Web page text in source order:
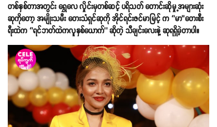
တစ်နှစ်တာအတွင်း ရွှေလေ လှိုင်းမှတစ်ဆင့် ပရိသတ် တောင်းဆိုမှု့အများဆုံး
ဆုကိုတော့ အမျိုးသမီး တေးသံရှင်ဆုကို အိုင်ရင်းဇင်မာမြင့် က ‘’မာ’’တေးစီး
ရီးထဲက ‘’ရင်ဘတ်ထဲကလူနှစ်ယောက်’’ ဆိုတဲ့ သီချင်းလေးနဲ့ ဆုရရှိခဲ့တာပါ။